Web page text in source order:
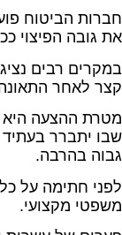
חברות הביטוח
את גובה הפיצוי
במקרים רבים
קצר לאחר
מטרת ההצעה היא
שבו יתברר בעתיד
גבוה בהרבה.
לפני חתימה על
משפטי מקצועי.